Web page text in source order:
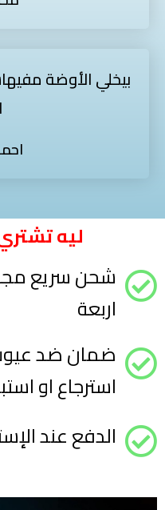
بيخلي الأوضة
ليه
شحن سريع
اربعة
ضمان ضد
استرجاع او
الدفع عند